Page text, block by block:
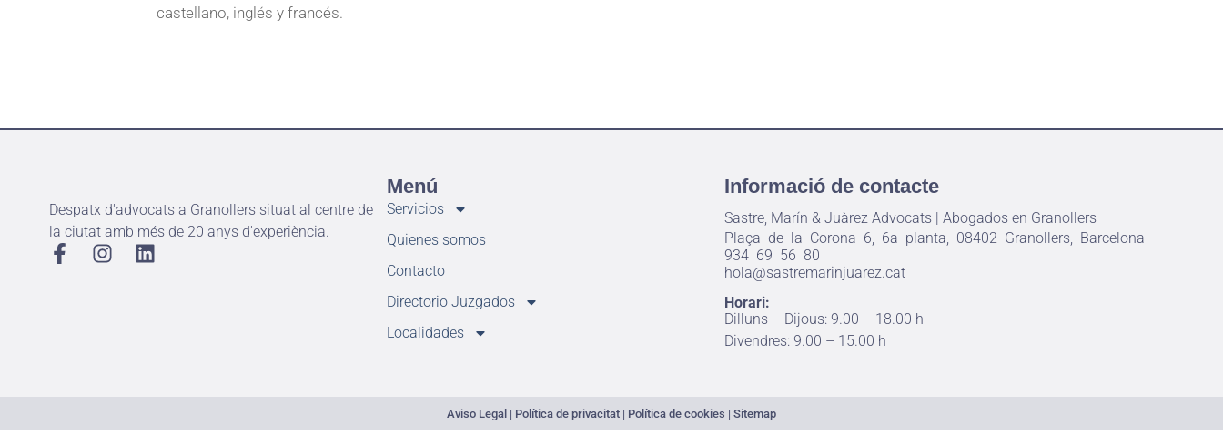
castellano, inglés y francés.
Despatx d'advocats a Granollers situat al centre de
la ciutat amb més de 20 anys d'experiència.
Menú
Servicios
Quienes somos
Contacto
Directorio Juzgados
Localidades
Informació de contacte
Sastre, Marín & Juàrez Advocats | Abogados en Granollers
Plaça de la Corona 6, 6a planta, 08402 Granollers, Barcelona
934 69 56 80
hola@sastremarinjuarez.cat
Horari:
Dilluns – Dijous: 9.00 – 18.00 h
Divendres: 9.00 – 15.00 h
Aviso Legal | Política de privacitat | Política de cookies | Sitemap